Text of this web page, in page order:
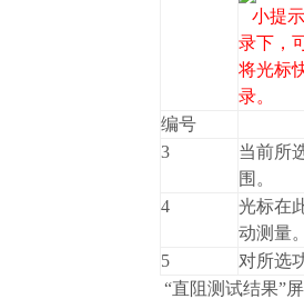
小提
录下，
将光标
录。
编号
3
当前所
围。
4
光标在
动测量
5
对所选
“直阻测试结果”